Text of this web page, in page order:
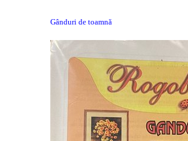
Gânduri de toamnă